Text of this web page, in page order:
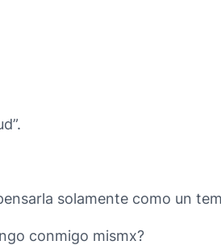
solamente como un
conmigo mismx?